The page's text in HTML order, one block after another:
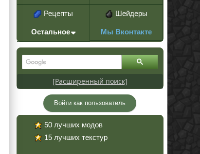
Рецепты Шейдеры
Остальное Мы Вконтакте
[Расширенный поиск]
Войти как пользователь
50 лучших модов
15 лучших текстур